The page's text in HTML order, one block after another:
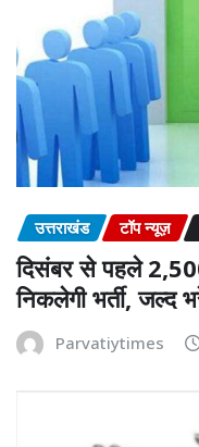
उत्तराखंड टॉप न्यूज़
दिसंबर से पहले
निकलेगी भर्ती, जल्द
Parvatiytimes